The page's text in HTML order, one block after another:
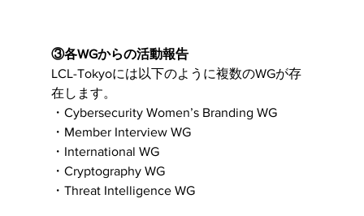
③各WGからの活動報告
LCL-Tokyoには以下のように複数のWGが存
在します。
・Cybersecurity Women’s Branding WG
・Member Interview WG
・International WG
・Cryptography WG
・Threat Intelligence WG